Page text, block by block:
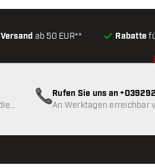
ab 50 EUR** Rabatte
Rufen Sie uns an
An Werktagen erreichbar